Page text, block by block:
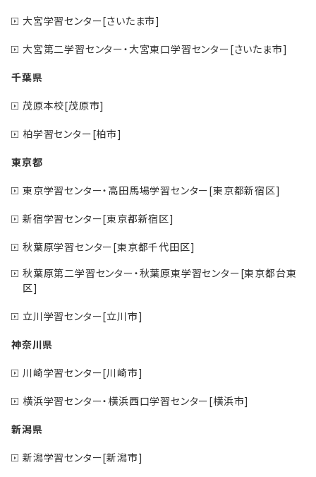
大宮学習センター[さいたま市]
大宮第二学習センター・大宮東口学習センター[さいたま市]
千葉県
茂原本校[茂原市]
柏学習センター[柏市]
東京都
東京学習センター・高田馬場学習センター[東京都新宿区]
新宿学習センター[東京都新宿区]
秋葉原学習センター[東京都千代田区]
秋葉原第二学習センター・秋葉原東学習センター[東京都台東
区]
立川学習センター[立川市]
神奈川県
川崎学習センター[川崎市]
横浜学習センター・横浜西口学習センター[横浜市]
新潟県
新潟学習センター[新潟市]